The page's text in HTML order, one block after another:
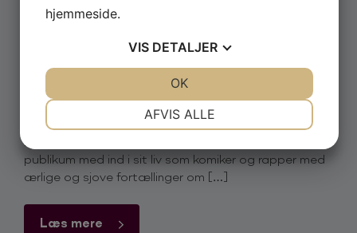
JUNI 22, 2026
er nu på TV 2 Play
David Minerba har i 2026 været rundt med sit stand-
up show ‘Dopeman’ – og nu kan showet altså endelig
ses på TV 2 Play. Du kan streame showet allerede nu
lige her. Her kan du opleve David Minerba tage
publikum med ind i sit liv som komiker og rapper med
ærlige og sjove fortællinger om […]
Læs mere
hjemmeside.
VIS DETALJER
MARKETING STATISTIK
AFVIS ALLE
OK